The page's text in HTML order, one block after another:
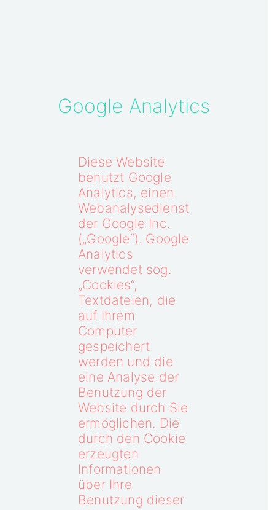
Google Analytics
Diese Website
benutzt Google
Analytics, einen
Webanalysedienst
der Google Inc.
(„Google“). Google
Analytics
verwendet sog.
„Cookies“,
Textdateien, die
auf Ihrem
Computer
gespeichert
werden und die
eine Analyse der
Benutzung der
Website durch Sie
ermöglichen. Die
durch den Cookie
erzeugten
Informationen
über Ihre
Benutzung dieser